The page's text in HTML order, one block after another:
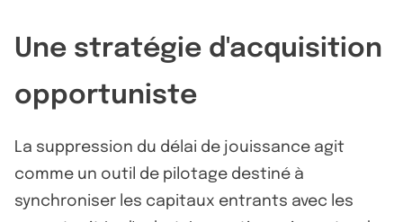
Une stratégie d'acquisition
opportuniste
La suppression du délai de jouissance agit
comme un outil de pilotage destiné à
synchroniser les capitaux entrants avec les